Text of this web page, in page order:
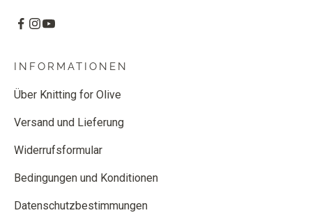
INFORMATIONEN
Über Knitting for Olive
Versand und Lieferung
Widerrufsformular
Bedingungen und Konditionen
Datenschutzbestimmungen